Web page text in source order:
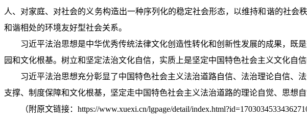
人、对家庭、对社会的义务构造出一种序列化的稳定社会形态，以维持和谐的社会
和谐相处的环境友好型社会关系。
习近平法治思想是中华优秀传统法律文化创造性转化和创新性发展的成果，既
园和文化根基。树立和坚定法治文化自信，实质上是坚定中国特色社会主义文化自信
习近平法治思想充分彰显了中国特色社会主义法治道路自信、法治理论自信、
支撑、制度保障和文化根基，坚定走中国特色社会主义法治道路的理论自觉、思想自
（附原文链接：https://www.xuexi.cn/lgpage/detail/